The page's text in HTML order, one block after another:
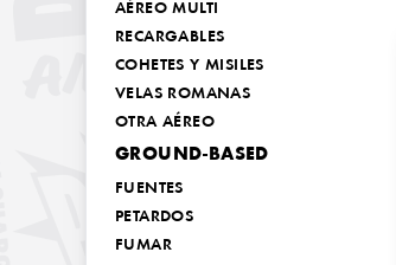
AÉREO MULTI
RECARGABLES
COHETES Y MISILES
VELAS ROMANAS
OTRA AÉREO
GROUND-BASED
FUENTES
PETARDOS
FUMAR